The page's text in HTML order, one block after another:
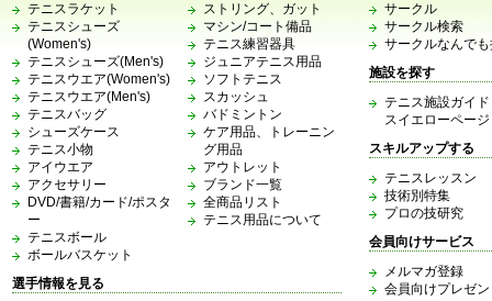
テニスラケット
テニスシューズ
(Women's)
テニスシューズ(Men's)
テニスウエア(Women's)
テニスウエア(Men's)
テニスバッグ
シューズケース
テニス小物
アイウエア
アクセサリー
DVD/書籍/カード/ポスタ
ー
テニスボール
ボールバスケット
ストリング、ガット
マシン/コート備品
テニス練習器具
ジュニアテニス用品
ソフトテニス
スカッシュ
バドミントン
ケア用品、トレーニン
グ用品
アウトレット
ブランド一覧
全商品リスト
テニス用品について
選手情報を見る
サークル
サークル検索
サークルなんで
施設を探す
テニス施設ガイ
スイエローペー
スキルアップする
テニスレッスン
技術別特集
プロの技研究
会員向けサービス
メルマガ登録
会員向けプレゼ